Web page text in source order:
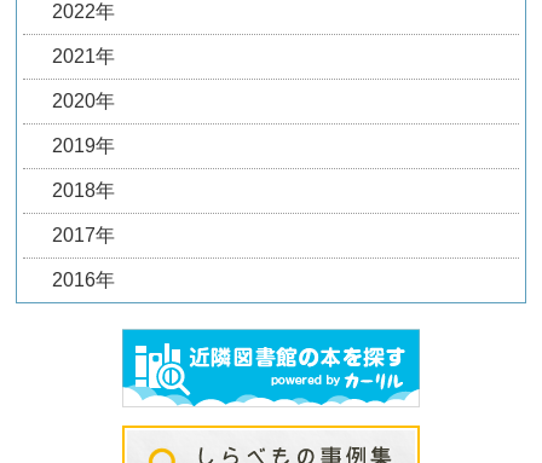
2022年
2021年
2020年
2019年
2018年
2017年
2016年